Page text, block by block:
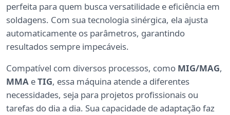
perfeita para quem busca versatilidade e eficiência em
soldagens. Com sua tecnologia sinérgica, ela ajusta
automaticamente os parâmetros, garantindo
resultados sempre impecáveis.
Compatível com diversos processos, como MIG/MAG,
MMA eTIG, essa máquina atende a diferentes
necessidades, seja para projetos profissionais ou
tarefas do dia a dia. Sua capacidade de adaptação faz